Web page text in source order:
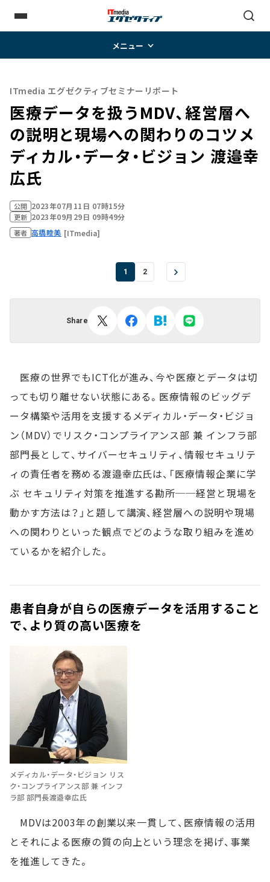
メニュー
ITmedia エグゼクティブセミナーリポート
医療データを扱うMDV、経営層へ
の説明と現場への関わりのコツ――メ
ディカル・データ・ビジョン 渡邉幸
広氏
公開 2023年07月11日 07時15分
更新 2023年09月29日 09時49分
著者 高橋睦美 [ITmedia]
1 2
Share
医療の世界でもICT化が進み、今や医療とデータは切
っても切り離せない状態にある。医療情報のビッグデ
ータ構築や活用を支援するメディカル・データ・ビジョ
ン（MDV）でリスク・コンプライアンス部 兼 インフラ部
部門長として、サイバーセキュリティ、情報セキュリテ
ィの責任者を務める渡邉幸広氏は、「医療情報企業に学
ぶ セキュリティ対策を推進する勘所──経営と現場を
動かす方法は？」と題して講演、経営層への説明や現場
への関わりといった観点でどのような取り組みを進め
ているかを紹介した。
患者自身が自らの医療データを活用すること
で、より質の高い医療を
メディカル・データ・ビジョン リス
ク・コンプライアンス部 兼 インフ
ラ部 部門長渡邉幸広氏
MDVは2003年の創業以来一貫して、医療情報の活用
とそれによる医療の質の向上という理念を掲げ、事業
を推進してきた。